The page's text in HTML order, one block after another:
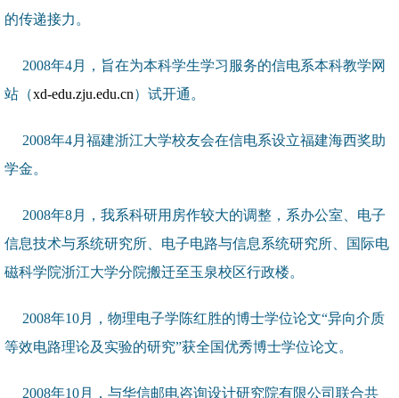
的传递接力。
2008年4月，旨在为本科学生学习服务的信电系本科教学网
站（xd-edu.zju.edu.cn）试开通。
2008年4月福建浙江大学校友会在信电系设立福建海西奖助
学金。
2008年8月，我系科研用房作较大的调整，系办公室、电子
信息技术与系统研究所、电子电路与信息系统研究所、国际电
磁科学院浙江大学分院搬迁至玉泉校区行政楼。
2008年10月，物理电子学陈红胜的博士学位论文“异向介质
等效电路理论及实验的研究”获全国优秀博士学位论文。
2008年10月，与华信邮电咨询设计研究院有限公司联合共